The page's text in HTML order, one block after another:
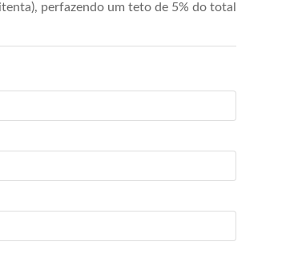
perfazendo um teto de 5% do total